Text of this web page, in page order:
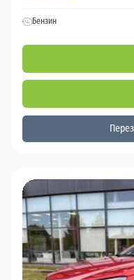
Бензин